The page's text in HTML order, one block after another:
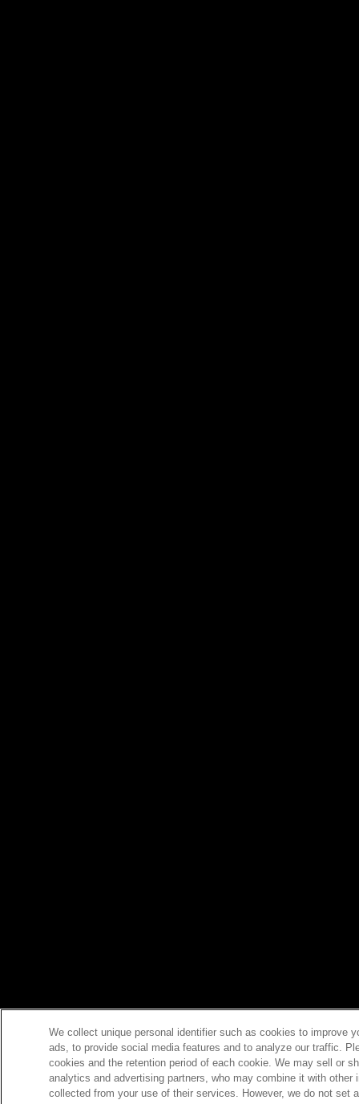
We collect unique personal identifier such as cookies to improve
ads, to provide social media features and to analyze our traffic.
cookies and the retention period of each cookie. We may sell or
analytics and advertising partners, who may combine it with
collected from your use of their services. However, we do not set